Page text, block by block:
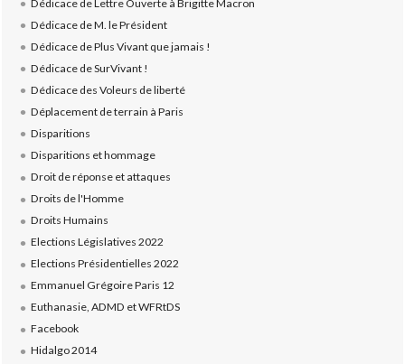
Dédicace de Lettre Ouverte à Brigitte Macron
Dédicace de M. le Président
Dédicace de Plus Vivant que jamais !
Dédicace de SurVivant !
Dédicace des Voleurs de liberté
Déplacement de terrain à Paris
Disparitions
Disparitions et hommage
Droit de réponse et attaques
Droits de l'Homme
Droits Humains
Elections Législatives 2022
Elections Présidentielles 2022
Emmanuel Grégoire Paris 12
Euthanasie, ADMD et WFRtDS
Facebook
Hidalgo 2014